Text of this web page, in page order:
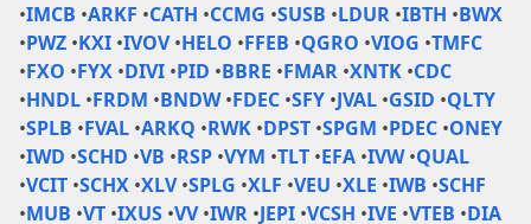
•IMCB •ARKF •CATH •CCMG •SUSB •LDUR •IBTH •BWX
•PWZ •KXI •IVOV •HELO •FFEB •QGRO •VIOG •TMFC
•FXO •FYX •DIVI •PID •BBRE •FMAR •XNTK •CDC
•HNDL •FRDM •BNDW •FDEC •SFY •JVAL •GSID •QLTY
•SPLB •FVAL •ARKQ •RWK •DPST •SPGM •PDEC •ONEY
•IWD •SCHD •VB •RSP •VYM •TLT •EFA •IVW •QUAL
•VCIT •SCHX •XLV •SPLG •XLF •VEU •XLE •IWB •SCHF
•MUB •VT •IXUS •VV •IWR •JEPI •VCSH •IVE •VTEB •DIA